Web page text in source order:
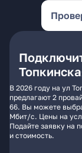
В 2026 году на ул
предлагают 2
66. Вы можете
Мбит/с. Цены на
Подайте заявку на
и стоимость.